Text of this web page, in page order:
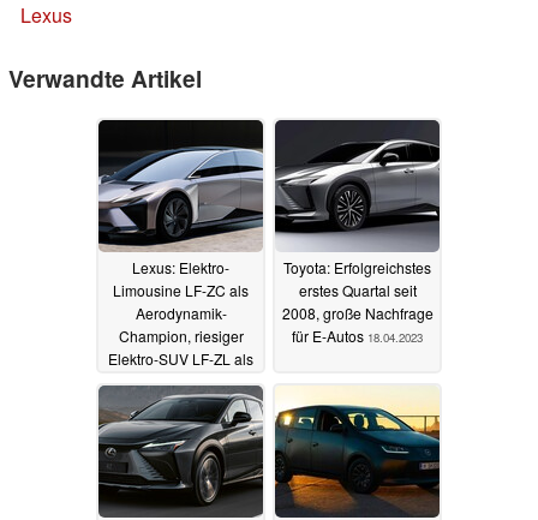
Lexus
Verwandte Artikel
Lexus: Elektro-
Limousine LF-ZC als
Aerodynamik-
Champion, riesiger
Elektro-SUV LF-ZL als
Mercedes-GLS-
Schreck26.10.2023
Toyota: Erfolgreichstes
erstes Quartal seit
2008, große Nachfrage
für E-Autos 18.04.2023